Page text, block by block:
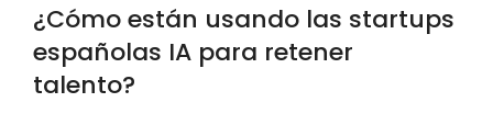
¿Cómo están usando las startups
españolas IA para retener
talento?